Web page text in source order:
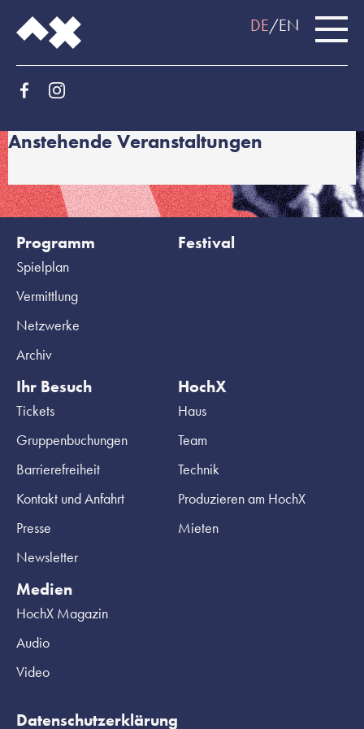
DE EN
Anstehende Veranstaltungen
Programm
Spielplan
Vermittlung
Netzwerke
Archiv
Festival
Ihr Besuch
Tickets
Gruppenbuchungen
Barrierefreiheit
Kontakt und Anfahrt
Presse
Newsletter
HochX
Haus
Team
Technik
Produzieren am HochX
Mieten
Medien
HochX Magazin
Audio
Video
Datenschutzerklärung